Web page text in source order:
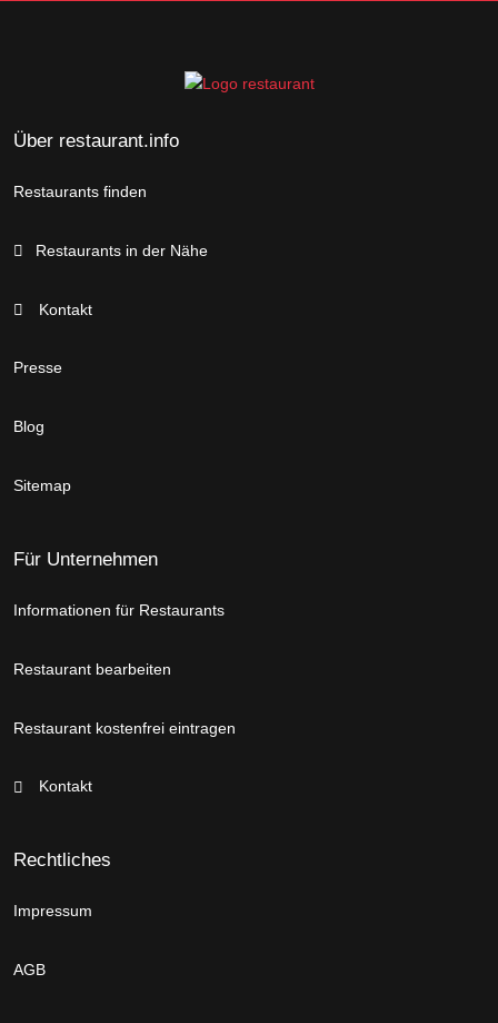
Über restaurant.info
Restaurants finden
Restaurants in der Nähe
Kontakt
Presse
Blog
Sitemap
Für Unternehmen
Informationen für Restaurants
Restaurant bearbeiten
Restaurant kostenfrei eintragen
Kontakt
Rechtliches
Impressum
AGB